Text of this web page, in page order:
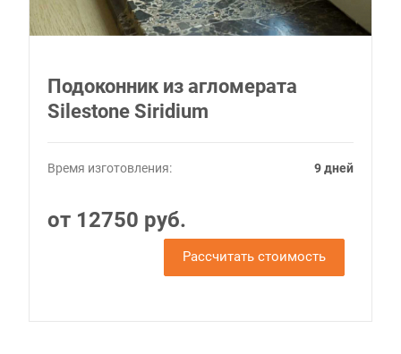
Подоконник из агломерата
Silestone Siridium
Время изготовления: 9 дней
от 12750 руб.
Рассчитать стоимость